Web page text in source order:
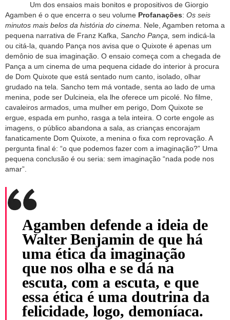
Um dos ensaios mais bonitos e propositivos de Giorgio
Agamben é o que encerra o seu volume Profanações: Os seis
minutos mais belos da história do cinema . Nele, Agamben retoma a
pequena narrativa de Franz Kafka, Sancho Pança, sem indicá-la
ou citá-la, quando Pança nos avisa que o Quixote é apenas um
demônio de sua imaginação. O ensaio começa com a chegada de
Pança a um cinema de uma pequena cidade do interior à procura
de Dom Quixote que está sentado num canto, isolado, olhar
grudado na tela. Sancho tem má vontade, senta ao lado de uma
menina, pode ser Dulcineia, ela lhe oferece um picolé. No filme,
cavaleiros armados, uma mulher em perigo, Dom Quixote se
ergue, espada em punho, rasga a tela inteira. O corte engole as
imagens, o público abandona a sala, as crianças encorajam
fanaticamente Dom Quixote, a menina o fixa com reprovação. A
pergunta final é: “o que podemos fazer com a imaginação?” Uma
pequena conclusão é ou seria: sem imaginação “nada pode nos
amar”.
Agamben defende a ideia de
Walter Benjamin de que há
uma ética da imaginação
que nos olha e se dá na
escuta, com a escuta, e que
essa ética é uma doutrina da
felicidade, logo, demoníaca.